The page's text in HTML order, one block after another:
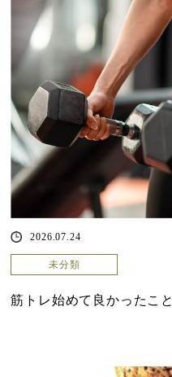
2026.07.24
未分類
筋トレ始めて良かったこと